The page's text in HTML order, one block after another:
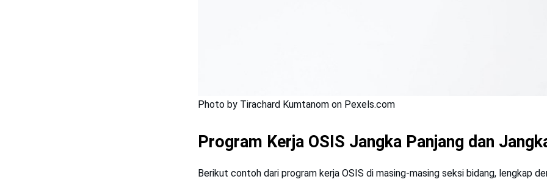
Photo by Tirachard Kumtanom on Pexels.com
Program Kerja OSIS Jangka Panjang dan
Berikut contoh dari program kerja OSIS di masing-masing seksi bidang, lengkap